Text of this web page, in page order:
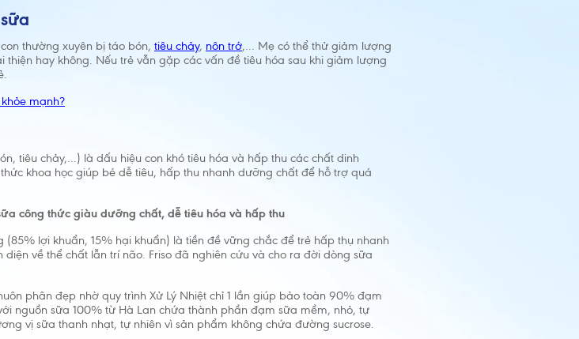
thường xuyên bị táo bón, tiêu chảy, nôn trớ,... Mẹ có thể thử giảm lượng
thiện hay không. Nếu trẻ vẫn gặp các vấn đề tiêu hóa sau khi giảm lượng
mạnh?
tiêu chảy,...) là dấu hiệu con khó tiêu hóa và hấp thu các chất dinh
khoa học giúp bé dễ tiêu, hấp thu nhanh dưỡng chất để hỗ trợ quá
công thức giàu dưỡng chất, dễ tiêu hóa và hấp thu
lợi khuẩn, 15% hại khuẩn) là tiền đề vững chắc để trẻ hấp thụ nhanh
về thể chất lẫn trí não. Friso đã nghiên cứu và cho ra đời dòng sữa
phân đẹp nhờ quy trình Xử Lý Nhiệt chỉ 1 lần giúp bảo toàn 90% đạm
nguồn sữa 100% từ Hà Lan chứa thành phần đạm sữa mềm, nhỏ, tự
vị sữa thanh nhạt, tự nhiên vì sản phẩm không chứa đường sucrose.